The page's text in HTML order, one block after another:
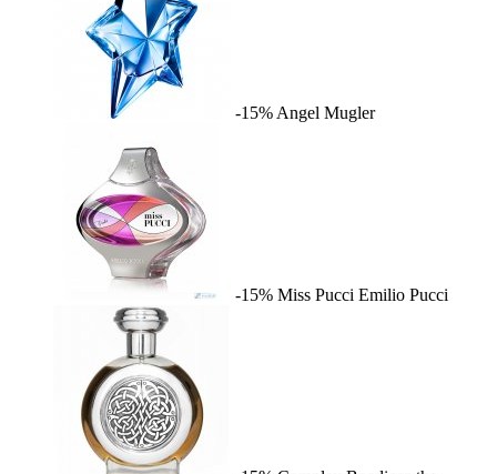
-15% Angel Mugler
-15% Miss Pucci Emilio Pucci